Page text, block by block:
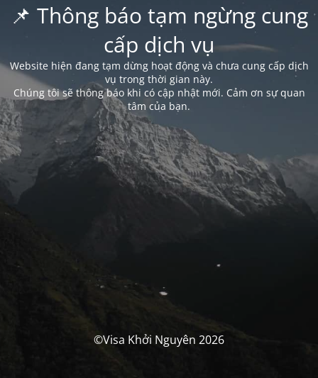
📌 Thông báo tạm ngừng cung
cấp dịch vụ
Website hiện đang tạm dừng hoạt động và chưa cung cấp dịch
vụ trong thời gian này.
Chúng tôi sẽ thông báo khi có cập nhật mới. Cảm ơn sự quan
tâm của bạn.
©Visa Khởi Nguyên 2026